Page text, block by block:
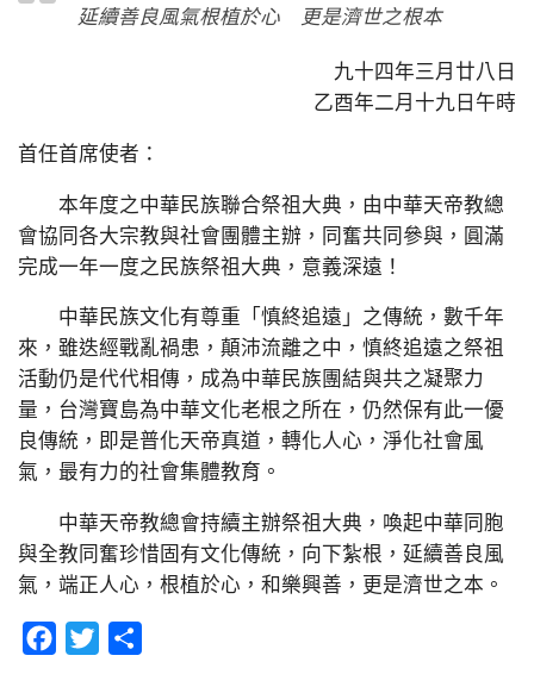
延續善良風氣根植於心 更是濟世之根本
九十四年三月廿八日
乙酉年二月十九日午時
首任首席使者：
本年度之中華民族聯合祭祖大典，由中華天帝教總
會協同各大宗教與社會團體主辦，同奮共同參與，圓滿
完成一年一度之民族祭祖大典，意義深遠！
中華民族文化有尊重「慎終追遠」之傳統，數千年
來，雖迭經戰亂禍患，顛沛流離之中，慎終追遠之祭祖
活動仍是代代相傳，成為中華民族團結與共之凝聚力
量，台灣寶島為中華文化老根之所在，仍然保有此一優
良傳統，即是普化天帝真道，轉化人心，淨化社會風
氣，最有力的社會集體教育。
中華天帝教總會持續主辦祭祖大典，喚起中華同胞
與全教同奮珍惜固有文化傳統，向下紮根，延續善良風
氣，端正人心，根植於心，和樂興善，更是濟世之本。
Facebook
Twitter